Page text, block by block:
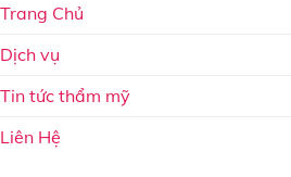
Trang Chủ
Dịch vụ
Tin tức thẩm mỹ
Liên Hệ